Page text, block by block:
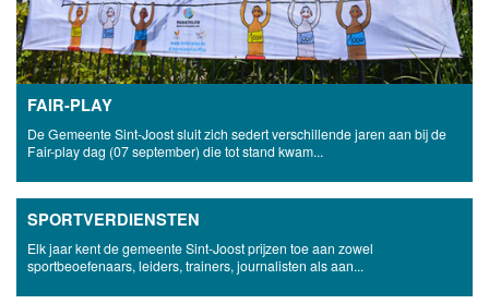
FAIR-PLAY
De Gemeente Sint-Joost sluit zich sedert verschillende jaren aan bij de
Fair-play dag (07 september) die tot stand kwam...
SPORTVERDIENSTEN
Elk jaar kent de gemeente Sint-Joost prijzen toe aan zowel
sportbeoefenaars, leiders, trainers, journalisten als aan...